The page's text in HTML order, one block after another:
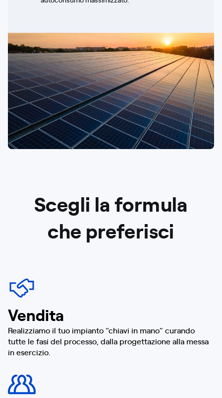
Scegli la formula
che preferisci
Vendita
Realizziamo il tuo impianto “chiavi in mano” curando
tutte le fasi del processo, dalla progettazione alla messa
in esercizio.